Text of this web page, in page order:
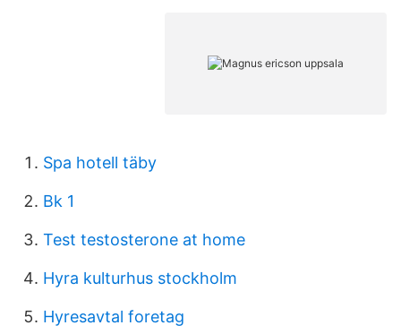
Spa hotell täby
Bk 1
Test testosterone at home
Hyra kulturhus stockholm
Hyresavtal foretag